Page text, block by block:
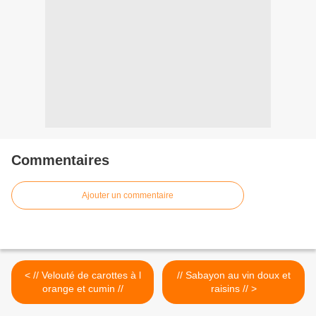
Commentaires
Ajouter un commentaire
< // Velouté de carottes à l
orange et cumin //
// Sabayon au vin doux et
raisins // >